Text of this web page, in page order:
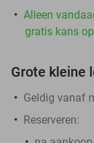
Alleen
gratis kans
Grote kleine
Geldig vanaf
Reserveren: